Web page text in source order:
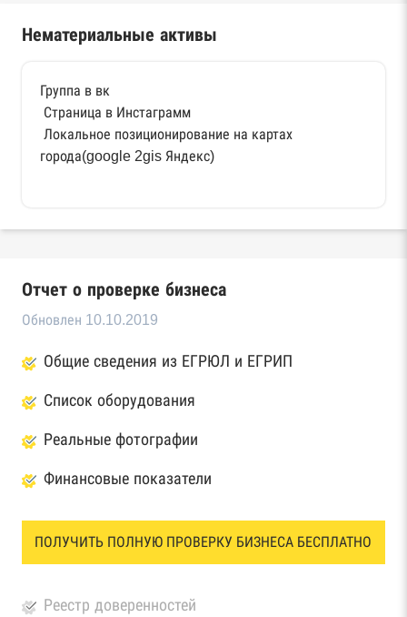
Нематериальные активы
Группа в вк
Страница в Инстаграмм
Локальное позиционирование на картах
города(google 2gis Яндекс)
Отчет о проверке бизнеса
Обновлен 10.10.2019
Общие сведения из ЕГРЮЛ и ЕГРИП
Список оборудования
Реальные фотографии
Финансовые показатели
ПОЛУЧИТЬ ПОЛНУЮ ПРОВЕРКУ БИЗНЕСА БЕСПЛАТНО
Реестр доверенностей